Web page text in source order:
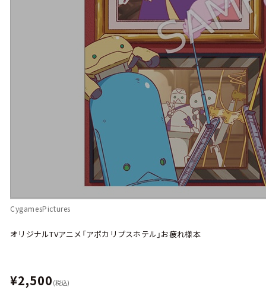
CygamesPictures
オリジナルTVアニメ「アポカリプスホテル」お疲れ様本
¥2,500 (税込)